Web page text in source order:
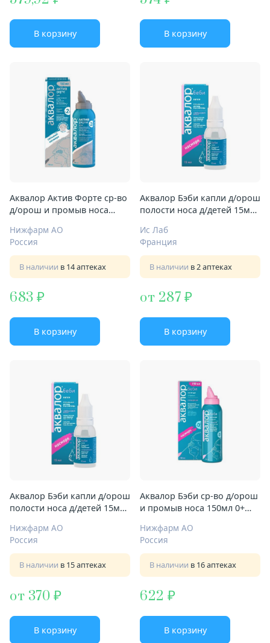
В корзину В корзину
Аквалор Актив Форте ср-во
д/орош и промыв носа
Нижфарм АО
Россия
В наличии в 14 аптеках
683
В корзину
Аквалор Бэби капли д/орош
полости носа д/детей 15мл
Ис Лаб
Франция
В наличии в 2 аптеках
от 287
В корзину
Аквалор Бэби капли д/орош
полости носа д/детей 15мл
Нижфарм АО
Россия
В наличии в 15 аптеках
от 370
В корзину
Аквалор Бэби ср-во д/орош
и промыв носа 150мл 0+
Нижфарм АО
Россия
В наличии в 16 аптеках
622
В корзину